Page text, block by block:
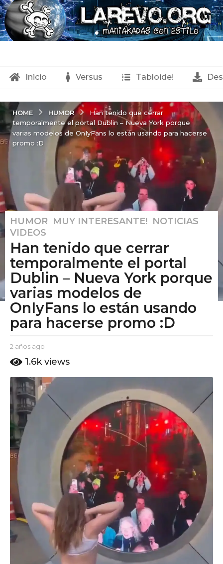
Inicio Versus Tabloide!
HOME HUMOR
Han tenido que cerrar
temporalmente el portal Dublin – Nueva York porque
varias modelos de OnIyFans lo están usando para hacerse
promo :D
2
a
ñ
o
s
a
g
o
a
s
a
g
HUMOR ,MUY INTERESANTE! ,NOTICIAS
VIDEOS
Han tenido que cerrar
temporalmente el portal
Dublin – Nueva York porque
varias modelos de
OnIyFans lo están usando
para hacerse promo :D
b
E
P
u
t
o
A
m
o
2 años ago
ñ
s
a
1.6k views